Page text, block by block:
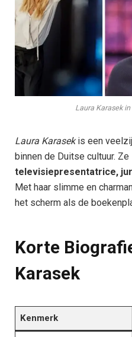
Laura Karasek
Laura Karasekis een
binnen de Duitse cultuur.
televisiepresentatrice,
Met haar slimme en
het scherm als de
Korte
Karasek
Kenmerk